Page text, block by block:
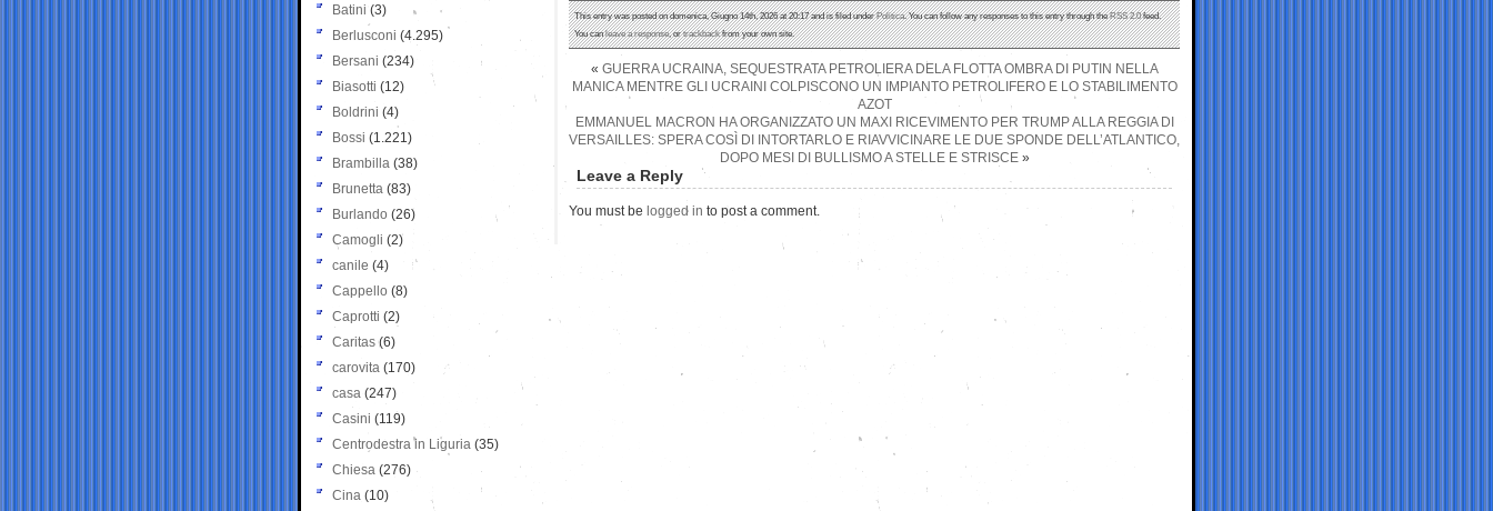
This entry was posted on domenica, Giugno 14th, 2026 at 20:17 and is filed underPolitica. You can follow any responses to this entry through theRSS 2.0feed.
You canleave a response, ortrackbackfrom your own site.
« GUERRA UCRAINA, SEQUESTRATA PETROLIERA DELA FLOTTA OMBRA DI PUTIN NELLA
MANICA MENTRE GLI UCRAINI COLPISCONO UN IMPIANTO PETROLIFERO E LO STABILIMENTO
AZOT
EMMANUEL MACRON HA ORGANIZZATO UN MAXI RICEVIMENTO PER TRUMP ALLA REGGIA DI
VERSAILLES: SPERA COSÌ DI INTORTARLO E RIAVVICINARE LE DUE SPONDE DELL’ATLANTICO,
DOPO MESI DI BULLISMO A STELLE E STRISCE»
Leave a Reply
You must be logged in to post a comment.
Batini (3)
Berlusconi (4.295)
Bersani (234)
Biasotti (12)
Boldrini (4)
Bossi (1.221)
Brambilla (38)
Brunetta (83)
Burlando (26)
Camogli (2)
canile (4)
Cappello (8)
Caprotti (2)
Caritas (6)
carovita (170)
casa (247)
Casini (119)
Centrodestra in Liguria (35)
Chiesa (276)
Cina (10)